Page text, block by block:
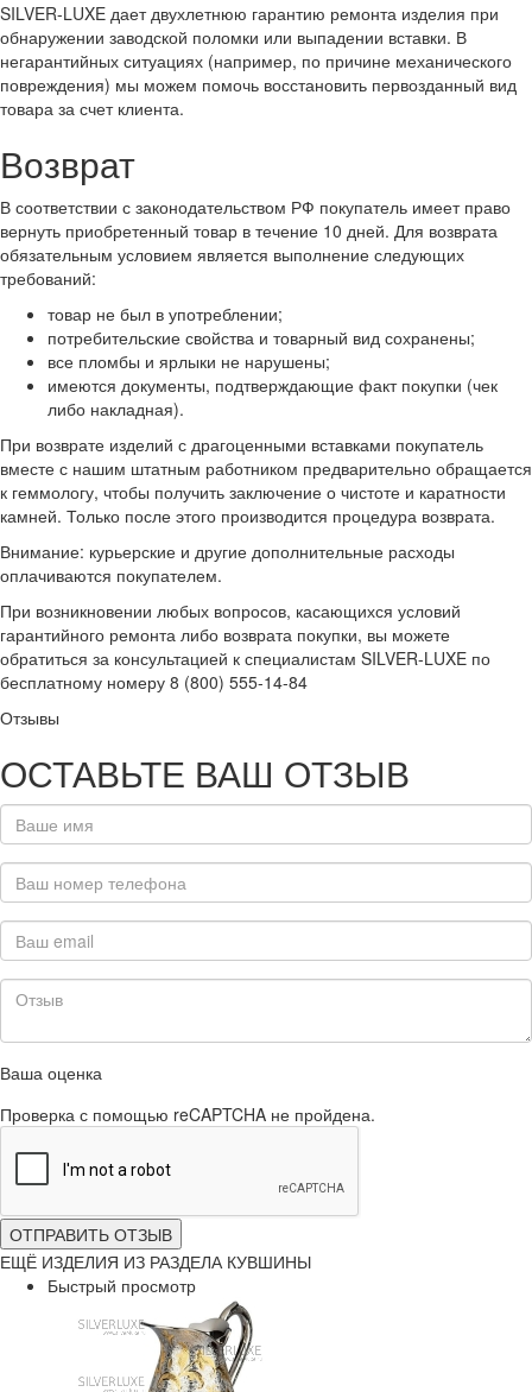
SILVER-LUXE дает двухлетнюю гарантию ремонта изделия при
обнаружении заводской поломки или выпадении вставки. В
негарантийных ситуациях (например, по причине механического
повреждения) мы можем помочь восстановить первозданный вид
товара за счет клиента.
Возврат
В соответствии с законодательством РФ покупатель имеет право
вернуть приобретенный товар в течение 10 дней. Для возврата
обязательным условием является выполнение следующих
требований:
товар не был в употреблении;
потребительские свойства и товарный вид сохранены;
все пломбы и ярлыки не нарушены;
имеются документы, подтверждающие факт покупки (чек
либо накладная).
При возврате изделий с драгоценными вставками покупатель
вместе с нашим штатным работником предварительно обращается
к геммологу, чтобы получить заключение о чистоте и каратности
камней. Только после этого производится процедура возврата.
Внимание: курьерские и другие дополнительные расходы
оплачиваются покупателем.
При возникновении любых вопросов, касающихся условий
гарантийного ремонта либо возврата покупки, вы можете
обратиться за консультацией к специалистам SILVER-LUXE по
бесплатному номеру 8 (800) 555-14-84
Отзывы
ОСТАВЬТЕ ВАШ ОТЗЫВ
Ваша оценка
Проверка с помощью reCAPTCHA не пройдена.
ОТПРАВИТЬ ОТЗЫВ
ЕЩЁ ИЗДЕЛИЯ ИЗ РАЗДЕЛА КУВШИНЫ
Быстрый просмотр